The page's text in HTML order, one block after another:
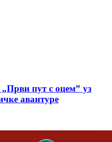
пут с оцемˮ уз
авантуре